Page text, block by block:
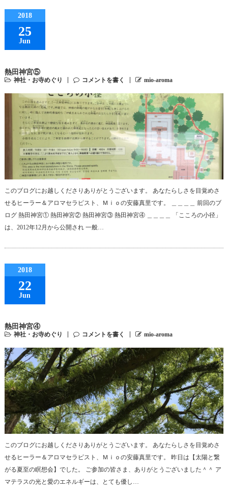
2018
25
Jun
熱田神宮⑤
神社・お寺めぐり コメントを書く mio-aroma
このブログにお越しくださりありがとうございます。 あなたらしさを目覚めさ
せるヒーラー＆アロマセラピスト、Ｍｉｏの安藤真里です。 ＿＿＿＿ 前回のブ
ログ 熱田神宮① 熱田神宮② 熱田神宮③ 熱田神宮④ ＿＿＿＿ 「こころの小径」
は、2012年12月から公開され 一般…
2018
22
Jun
熱田神宮④
神社・お寺めぐり コメントを書く mio-aroma
このブログにお越しくださりありがとうございます。 あなたらしさを目覚めさ
せるヒーラー＆アロマセラピスト、Ｍｉｏの安藤真里です。 昨日は【太陽と繋
がる夏至の瞑想会】でした。 ご参加の皆さま、ありがとうございました＾＾ ア
マテラスの光と愛のエネルギーは、とても優し…